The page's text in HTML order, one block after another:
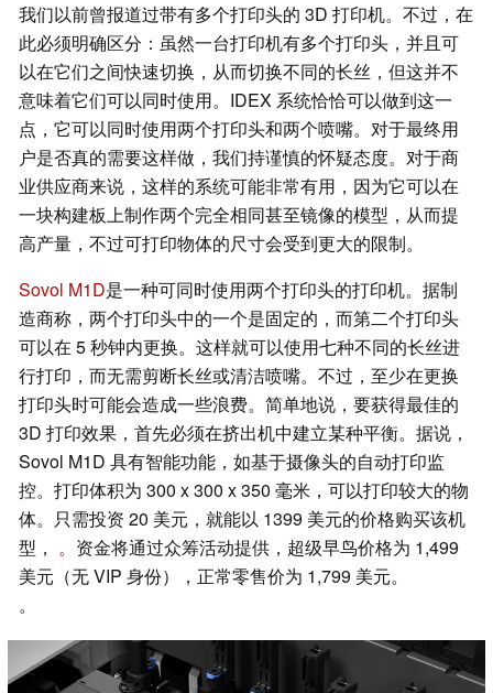
我们以前曾报道过带有多个打印头的 3D 打印机。不过，在
此必须明确区分：虽然一台打印机有多个打印头，并且可
以在它们之间快速切换，从而切换不同的长丝，但这并不
意味着它们可以同时使用。IDEX 系统恰恰可以做到这一
点，它可以同时使用两个打印头和两个喷嘴。对于最终用
户是否真的需要这样做，我们持谨慎的怀疑态度。对于商
业供应商来说，这样的系统可能非常有用，因为它可以在
一块构建板上制作两个完全相同甚至镜像的模型，从而提
高产量，不过可打印物体的尺寸会受到更大的限制。
Sovol M1D是一种可同时使用两个打印头的打印机。据制
造商称，两个打印头中的一个是固定的，而第二个打印头
可以在 5 秒钟内更换。这样就可以使用七种不同的长丝进
行打印，而无需剪断长丝或清洁喷嘴。不过，至少在更换
打印头时可能会造成一些浪费。简单地说，要获得最佳的
3D 打印效果，首先必须在挤出机中建立某种平衡。据说，
Sovol M1D 具有智能功能，如基于摄像头的自动打印监
控。打印体积为 300 x 300 x 350 毫米，可以打印较大的物
体。只需投资 20 美元，就能以 1399 美元的价格购买该机
型， 。 资金将通过众筹活动提供，超级早鸟价格为 1,499
美元（无 VIP 身份），正常零售价为 1,799 美元。
。